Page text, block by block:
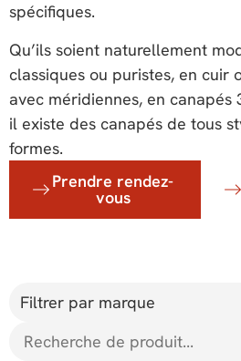
spécifiques.
Qu’ils soient naturellement
classiques ou puristes, en cuir
avec méridiennes, en canapés
il existe des canapés de tous
formes.
Prendre rendez-
vous
Filtrer par marque